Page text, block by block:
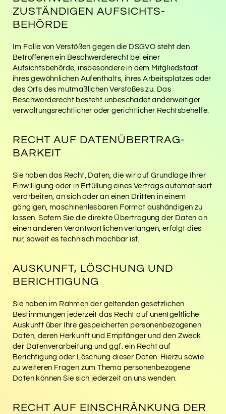
ZUSTÄNDIGEN AUFSICHTS­
BEHÖRDE
Im Falle von Verstößen gegen die DSGVO steht den
Betroffenen ein Beschwerderecht bei einer
Aufsichtsbehörde, insbesondere in dem Mitgliedstaat
ihres gewöhnlichen Aufenthalts, ihres Arbeitsplatzes oder
des Orts des mutmaßlichen Verstoßes zu. Das
Beschwerderecht besteht unbeschadet anderweitiger
verwaltungsrechtlicher oder gerichtlicher Rechtsbehelfe.
RECHT AUF DATEN­ÜBERTRAG­
BARKEIT
Sie haben das Recht, Daten, die wir auf Grundlage Ihrer
Einwilligung oder in Erfüllung eines Vertrags automatisiert
verarbeiten, an sich oder an einen Dritten in einem
gängigen, maschinenlesbaren Format aushändigen zu
lassen. Sofern Sie die direkte Übertragung der Daten an
einen anderen Verantwortlichen verlangen, erfolgt dies
nur, soweit es technisch machbar ist.
AUSKUNFT, LÖSCHUNG UND
BERICHTIGUNG
Sie haben im Rahmen der geltenden gesetzlichen
Bestimmungen jederzeit das Recht auf unentgeltliche
Auskunft über Ihre gespeicherten personenbezogenen
Daten, deren Herkunft und Empfänger und den Zweck
der Datenverarbeitung und ggf. ein Recht auf
Berichtigung oder Löschung dieser Daten. Hierzu sowie
zu weiteren Fragen zum Thema personenbezogene
Daten können Sie sich jederzeit an uns wenden.
RECHT AUF EINSCHRÄNKUNG DER